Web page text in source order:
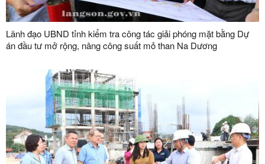
Lãnh đạo UBND tỉnh kiểm tra công tác giải phóng mặt bằng Dự
án đầu tư mở rộng, nâng công suất mỏ than Na Dương